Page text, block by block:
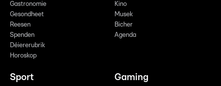
Gastronomie
Gesondheet
Reesen
Spenden
Déiererubrik
Horoskop
Kino
Musek
Bicher
Agenda
Sport Gaming